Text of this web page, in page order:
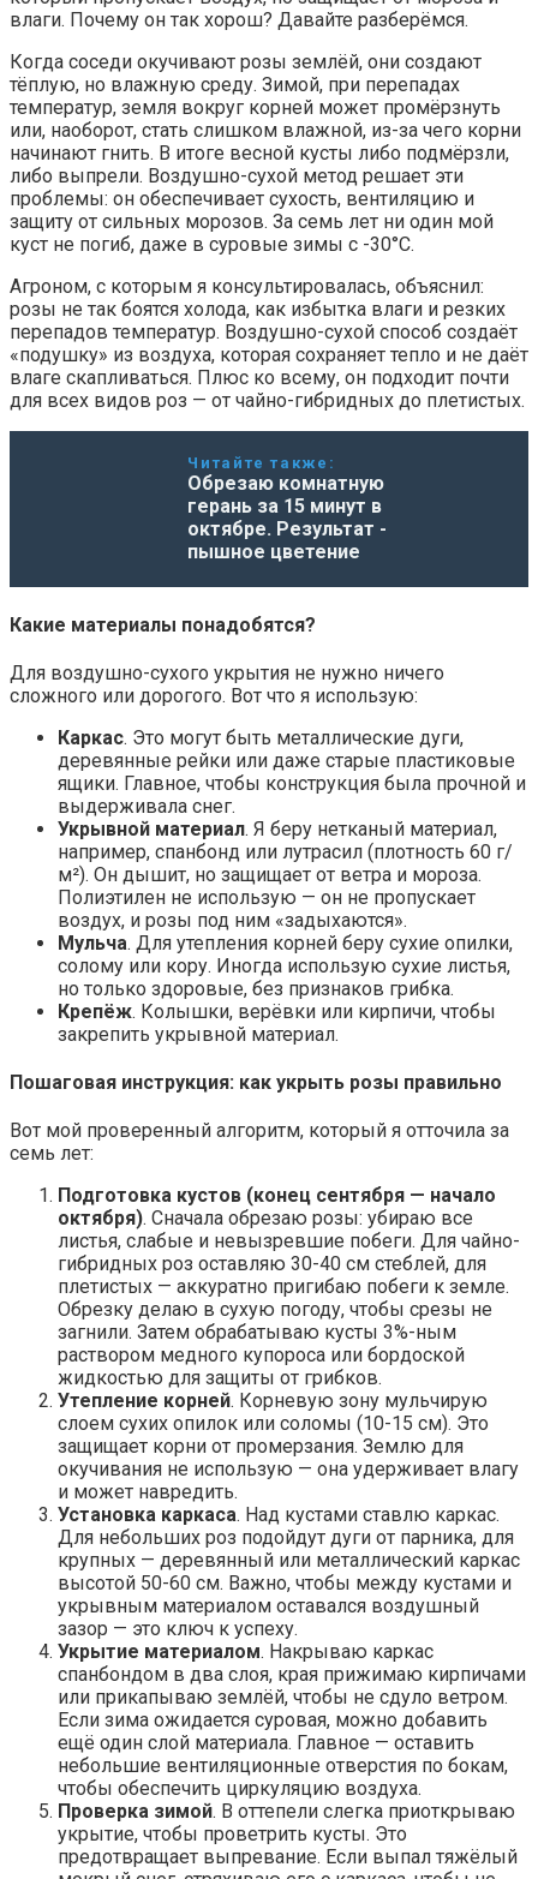
влаги. Почему он так хорош? Давайте разберёмся.
Когда соседи окучивают розы землёй, они создают
тёплую, но влажную среду. Зимой, при перепадах
температур, земля вокруг корней может промёрзнуть
или, наоборот, стать слишком влажной, из-за чего корни
начинают гнить. В итоге весной кусты либо подмёрзли,
либо выпрели. Воздушно-сухой метод решает эти
проблемы: он обеспечивает сухость, вентиляцию и
защиту от сильных морозов. За семь лет ни один мой
куст не погиб, даже в суровые зимы с -30°C.
Агроном, с которым я консультировалась, объяснил:
розы не так боятся холода, как избытка влаги и резких
перепадов температур. Воздушно-сухой способ создаёт
«подушку» из воздуха, которая сохраняет тепло и не даёт
влаге скапливаться. Плюс ко всему, он подходит почти
для всех видов роз — от чайно-гибридных до плетистых.
Читайте также:
Обрезаю комнатную
герань за 15 минут в
октябре. Результат -
пышное цветение
Какие материалы понадобятся?
Для воздушно-сухого укрытия не нужно ничего
сложного или дорогого. Вот что я использую:
Каркас. Это могут быть металлические дуги,
деревянные рейки или даже старые пластиковые
ящики. Главное, чтобы конструкция была прочной и
выдерживала снег.
Укрывной материал. Я беру нетканый материал,
например, спанбонд или лутрасил (плотность 60 г/
м²). Он дышит, но защищает от ветра и мороза.
Полиэтилен не использую — он не пропускает
воздух, и розы под ним «задыхаются».
Мульча. Для утепления корней беру сухие опилки,
солому или кору. Иногда использую сухие листья,
но только здоровые, без признаков грибка.
Крепёж. Колышки, верёвки или кирпичи, чтобы
закрепить укрывной материал.
Пошаговая инструкция: как укрыть розы правильно
Вот мой проверенный алгоритм, который я отточила за
семь лет:
Подготовка кустов (конец сентября — начало
октября). Сначала обрезаю розы: убираю все
листья, слабые и невызревшие побеги. Для чайно-
гибридных роз оставляю 30-40 см стеблей, для
плетистых — аккуратно пригибаю побеги к земле.
Обрезку делаю в сухую погоду, чтобы срезы не
загнили. Затем обрабатываю кусты 3%-ным
раствором медного купороса или бордоской
жидкостью для защиты от грибков.
Утепление корней. Корневую зону мульчирую
слоем сухих опилок или соломы (10-15 см). Это
защищает корни от промерзания. Землю для
окучивания не использую — она удерживает влагу
и может навредить.
Установка каркаса. Над кустами ставлю каркас.
Для небольших роз подойдут дуги от парника, для
крупных — деревянный или металлический каркас
высотой 50-60 см. Важно, чтобы между кустами и
укрывным материалом оставался воздушный
зазор — это ключ к успеху.
Укрытие материалом. Накрываю каркас
спанбондом в два слоя, края прижимаю кирпичами
или прикапываю землёй, чтобы не сдуло ветром.
Если зима ожидается суровая, можно добавить
ещё один слой материала. Главное — оставить
небольшие вентиляционные отверстия по бокам,
чтобы обеспечить циркуляцию воздуха.
Проверка зимой. В оттепели слегка приоткрываю
укрытие, чтобы проветрить кусты. Это
предотвращает выпревание. Если выпал тяжёлый